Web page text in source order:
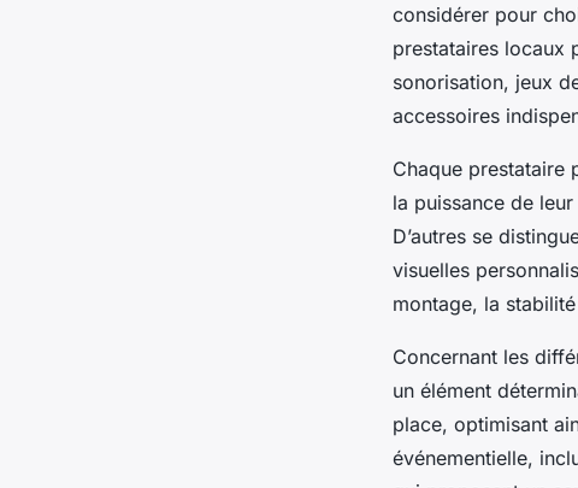
considérer pour
prestataires locaux
sonorisation, jeux
accessoires
Chaque prestataire
la puissance de
D’autres se
visuelles
montage, la
Concernant les
un élément
place, optimisant
événementielle,